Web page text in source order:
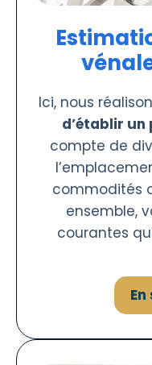
Ici, nous
d’établir un
compte de
commodités
ensemble,
courantes